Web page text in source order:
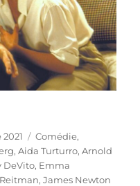
Catégories
Comédie,
,Aida Turturro,Arnold
DeVito, Emma
,James Newton